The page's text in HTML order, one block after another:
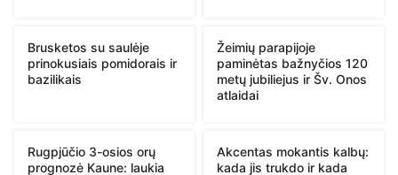
Brusketos su saulėje
prinokusiais pomidorais ir
bazilikais
Žeimių parapijoje
paminėtas bažnyčios 120
metų jubiliejus ir Šv. Onos
atlaidai
Rugpjūčio 3-osios orų
prognozė Kaune: laukia
Akcentas mokantis kalbų:
kada jis trukdo ir kada